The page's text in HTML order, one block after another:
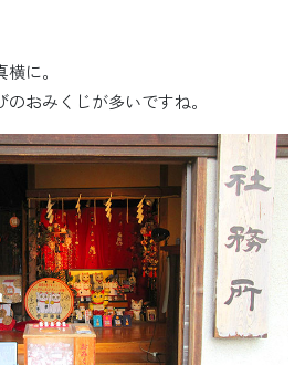
に。
おみくじが多いですね。